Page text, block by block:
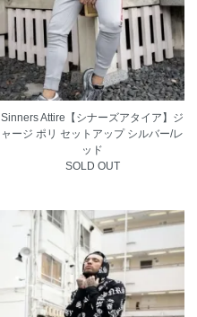
Sinners Attire【シナーズアタイア】ジ
ャージ ポリ セットアップ シルバー/レ
ッド
SOLD OUT